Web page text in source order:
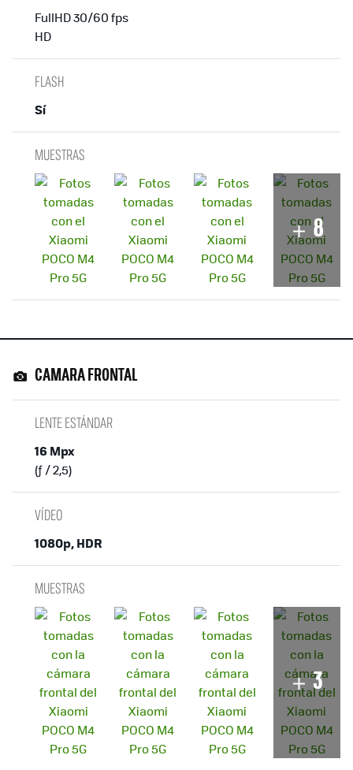
FullHD 30/60 fps
HD
FLASH
Sí
MUESTRAS
8
CAMARA FRONTAL
LENTE ESTÁNDAR
16 Mpx
(ƒ / 2,5)
VÍDEO
1080p, HDR
MUESTRAS
3